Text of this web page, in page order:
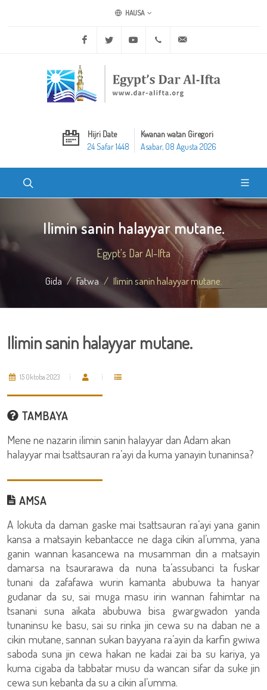
HAUSA
Facebook Twitter Youtube +20 2 25970400
Hijri Date
24 Safar 1448
Kwanan watan Giregori
Asabar, 08 Agusta 2026
Ilimin sanin halayyar mutane.
Egypt's Dar Al-Ifta
Gida Fatwa Ilimin sanin halayyar mutane.
Ilimin sanin halayyar mutane.
15 Oktoba 2023
TAMBAYA
Mene ne nazarin ilimin sanin halayyar dan Adam akan
halayyar mai tsattsauran ra’ayi da kuma yanayin tunaninsa?
AMSA
A lokuta da daman gaske mai tsattsauran ra’ayi yana ganin
kansa a matsayin kebantacce ne daga cikin al’umma, yana
ganin wannan kasancewa na musamman din a matsayin
damarsa na tsaurarawa da nuna ta’assubanci ta fuskar
tunani da zafafawa wurin kamanta abubuwa ta hanyar
gudanar da su, sai muga masu irin wannan fahimtar na
tsanani suna aikata abubuwa bisa gwargwadon yanda
tunaninsu ke basu, sai su rinka jin cewa su na daban ne a
cikin mutane, sannan sukan bayyana ra’ayin da karfin gwiwa
saboda suna jin cewa hakan ne kadai zai ba su kariya, ya
kuma cigaba da tabbatar musu da wancan sifar da suke jin
cewa sun kebanta da su a cikin al’umma.